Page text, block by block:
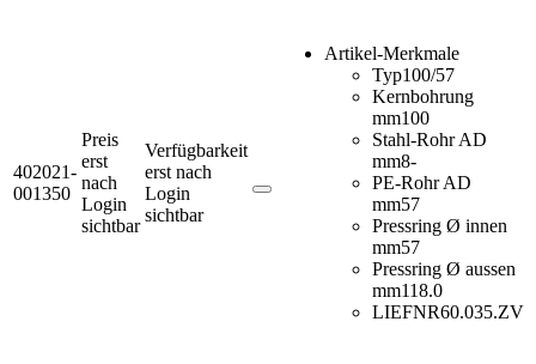
402021-
001350
Preis
erst
nach
Login
sichtbar
Verfügbarkeit
erst nach
Login
sichtbar
Artikel-Merkmale
Typ100/57
Kernbohrung
mm100
Stahl-Rohr AD
mm8-
PE-Rohr AD
mm57
Pressring Ø innen
mm57
Pressring Ø aussen
mm118.0
LIEFNR60.035.ZV